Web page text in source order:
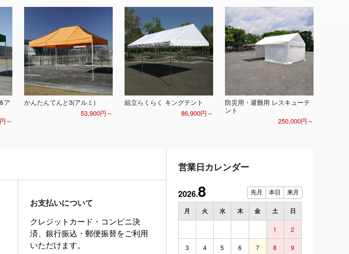
ア
～
かんたんてんと3(アルミ)
53,900円～
組立らくらく キングテント
86,900円～
防災用・避難用 レスキューテ
ント
250,000円～
営業日カレンダー
2026.8 先月 本日 来月
月 火 水 木 金 土 日
1 2
3 4 5 6 7 8 9
お支払いについて
クレジットカード・コンビニ決
済、銀行振込・郵便振替をご利用
いただけます。